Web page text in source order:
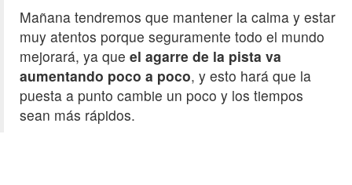
Mañana tendremos que mantener la calma y estar
muy atentos porque seguramente todo el mundo
mejorará, ya que el agarre de la pista va
aumentando poco a poco, y esto hará que la
puesta a punto cambie un poco y los tiempos
sean más rápidos.